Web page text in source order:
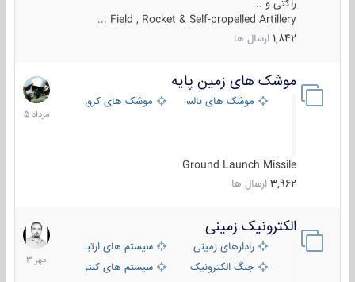
راکتی و ...
Field , Rocket & Self-propelled Artillery ...
1,842 ارسال ها
موشک های زمین پایه
موشک های بالستیک موشک های کروز
Ground Launch Missile
3,962 ارسال ها
2
مرداد
1405
الکترونیک زمینی
رادارهای زمینی
سیستم های ارتباطی و جمع آوری
جنگ الکترونیک
سیستم های کنترل آتش و تجهیزات
1
مهر
1403